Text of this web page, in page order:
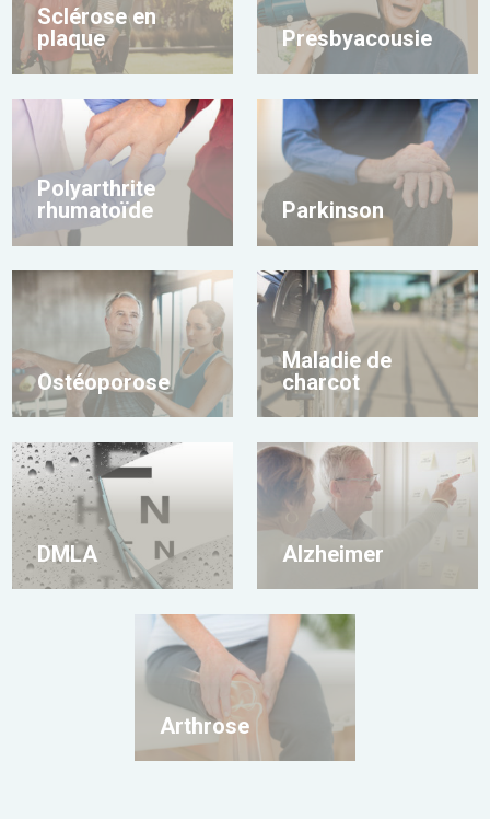
Sclérose en
plaque
Presbyacousie
Polyarthrite
rhumatoïde
Parkinson
Ostéoporose
Maladie de
charcot
DMLA Alzheimer
Arthrose